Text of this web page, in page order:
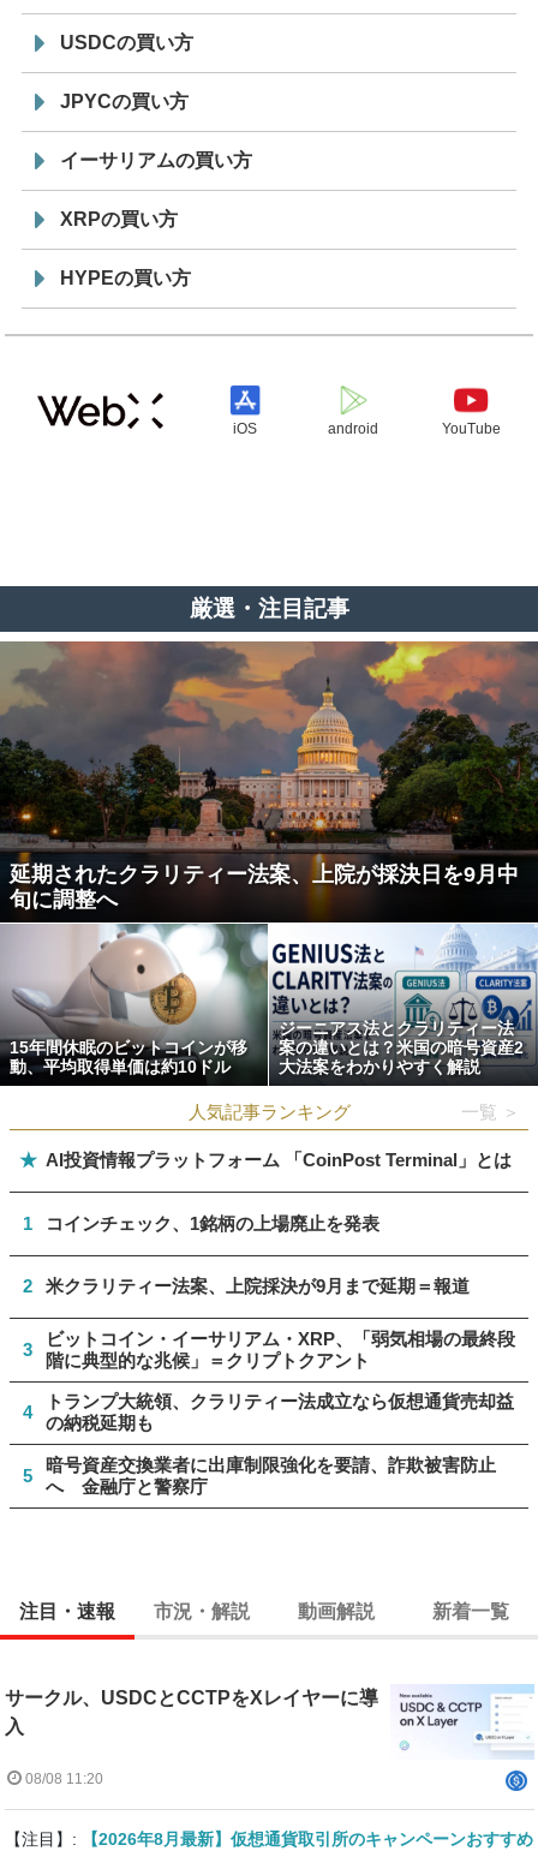
USDCの買い方
JPYCの買い方
イーサリアムの買い方
XRPの買い方
HYPEの買い方
iOS android YouTube
厳選・注目記事
延期されたクラリティー法案、上院が採決日を9月中
旬に調整へ
15年間休眠のビットコインが移
動、平均取得単価は約10ドル
ジーニアス法とクラリティー法
案の違いとは？米国の暗号資産2
大法案をわかりやすく解説
人気記事ランキング 一覧 ＞
★ AI投資情報プラットフォーム 「CoinPost Terminal」とは
1 コインチェック、1銘柄の上場廃止を発表
2 米クラリティー法案、上院採決が9月まで延期＝報道
3
ビットコイン・イーサリアム・XRP、「弱気相場の最終段
階に典型的な兆候」＝クリプトクアント
4
トランプ大統領、クラリティー法成立なら仮想通貨売却益
の納税延期も
5
暗号資産交換業者に出庫制限強化を要請、詐欺被害防止
へ 金融庁と警察庁
注目・速報 市況・解説 動画解説 新着一覧
サークル、USDCとCCTPをXレイヤーに導
入
08/08 11:20
【注目】:
【2026年8月最新】仮想通貨取引所のキャンペーンおすすめ